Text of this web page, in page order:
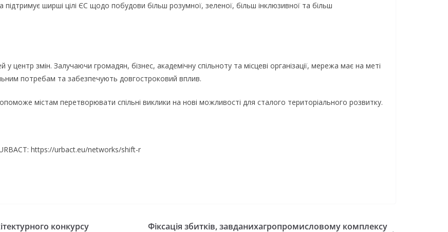
підтримує ширші цілі ЄС щодо побудови більш розумної, зеленої, більш інклюзивної та більш
центр змін. Залучаючи громадян, бізнес, академічну спільноту та місцеві організації, мережа має на меті
потребам та забезпечують довгостроковий вплив.
містам перетворювати спільні виклики на нові можливості для сталого територіального розвитку.
https://urbact.eu/networks/shift-r
конкурсу
Фіксація збитків, завданихагропромисловому комплексу